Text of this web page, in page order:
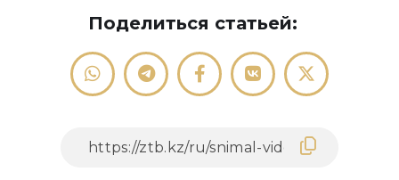
Поделиться статьей: